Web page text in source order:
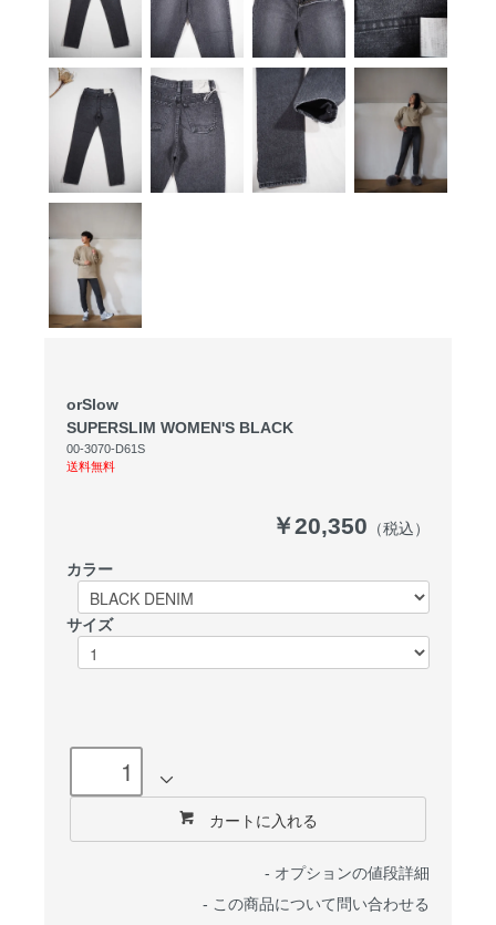
orSlow
SUPERSLIM WOMEN'S BLACK
00-3070-D61S
送料無料
￥20,350 （税込）
カラー
サイズ
カートに入れる
- オプションの値段詳細
- この商品について問い合わせる